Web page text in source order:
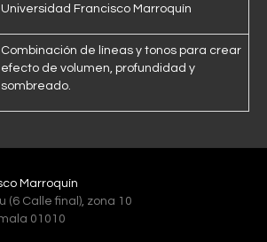
Universidad Francisco Marroquín
Combinación de líneas y tonos para crear
efecto de volumen, profundidad y
sombreado.
Marroquín
(6 Calle final), zona 10
01010